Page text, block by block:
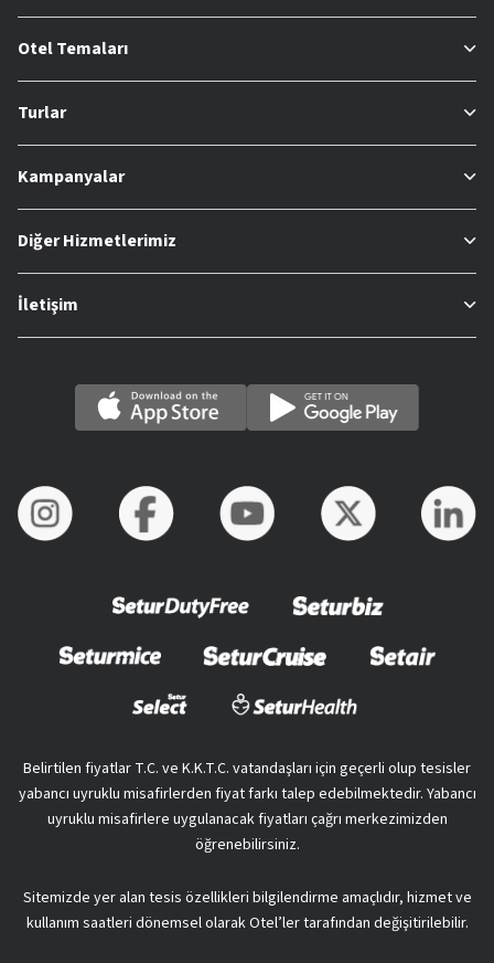
Otel Temaları
Turlar
Kampanyalar
Diğer Hizmetlerimiz
İletişim
Belirtilen fiyatlar T.C. ve K.K.T.C. vatandaşları için geçerli olup tesisler
yabancı uyruklu misafirlerden fiyat farkı talep edebilmektedir. Yabancı
uyruklu misafirlere uygulanacak fiyatları çağrı merkezimizden
öğrenebilirsiniz.
Sitemizde yer alan tesis özellikleri bilgilendirme amaçlıdır, hizmet ve
kullanım saatleri dönemsel olarak Otel’ler tarafından değişitirilebilir.